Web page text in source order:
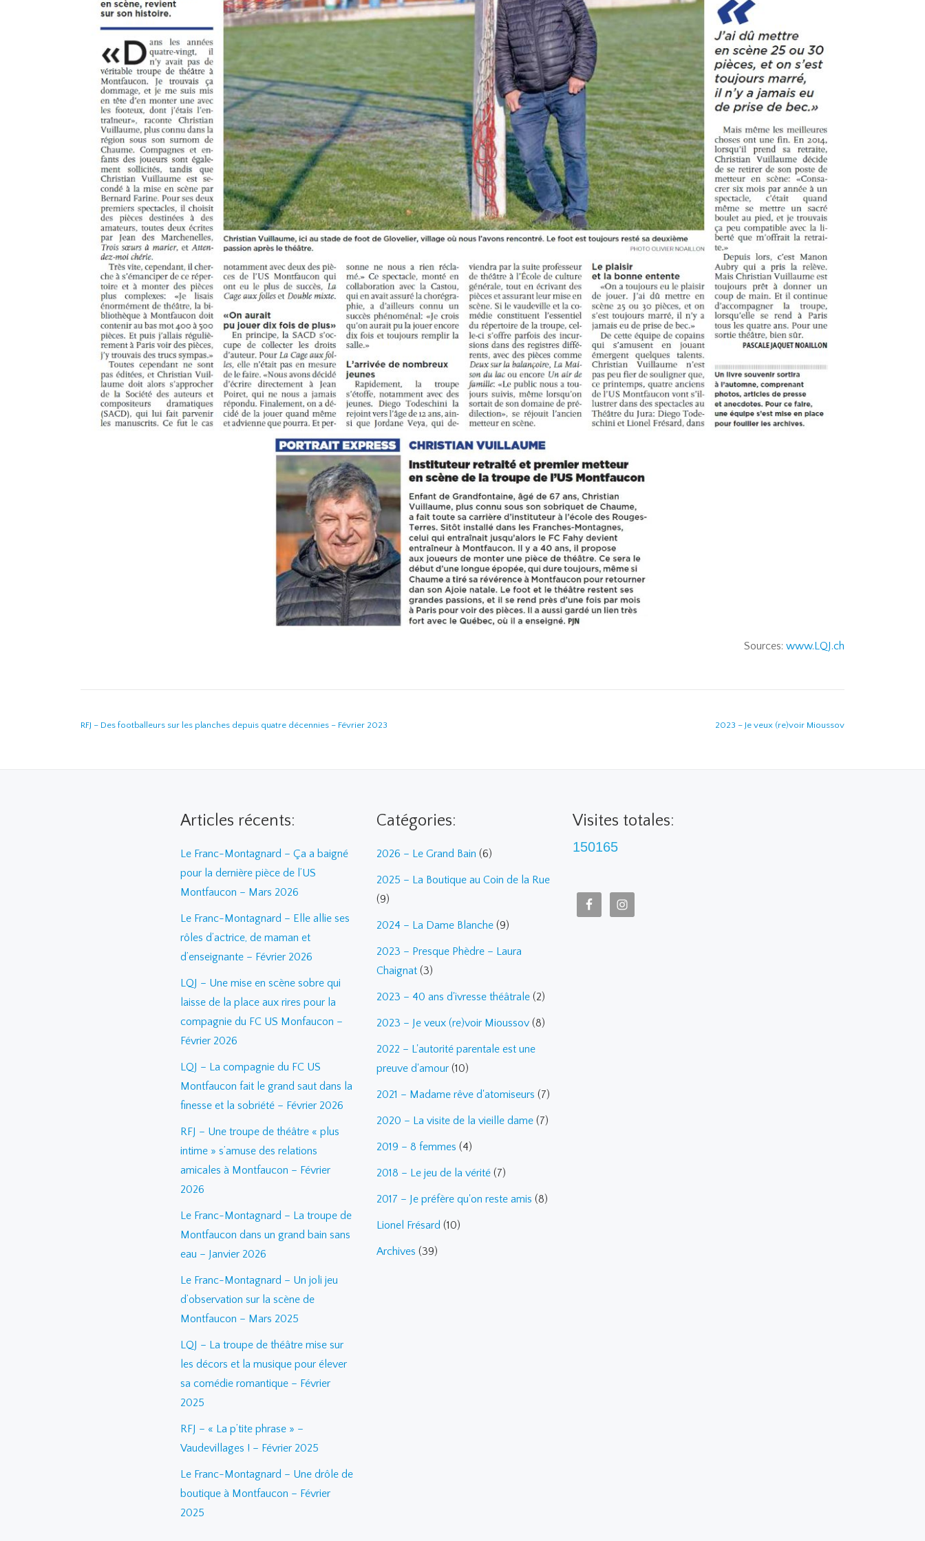
Sources: www.LQJ.ch
RFJ – Des footballeurs sur les planches depuis quatre décennies – Février 2023 2023 – Je veux (re)voir Mioussov
Articles récents:
Le Franc-Montagnard – Ça a baigné
pour la dernière pièce de l’US
Montfaucon – Mars 2026
Le Franc-Montagnard – Elle allie ses
rôles d’actrice, de maman et
d’enseignante – Février 2026
LQJ – Une mise en scène sobre qui
laisse de la place aux rires pour la
compagnie du FC US Monfaucon –
Février 2026
LQJ – La compagnie du FC US
Montfaucon fait le grand saut dans la
finesse et la sobriété – Février 2026
RFJ – Une troupe de théâtre « plus
intime » s’amuse des relations
amicales à Montfaucon – Février
2026
Le Franc-Montagnard – La troupe de
Montfaucon dans un grand bain sans
eau – Janvier 2026
Le Franc-Montagnard – Un joli jeu
d’observation sur la scène de
Montfaucon – Mars 2025
LQJ – La troupe de théâtre mise sur
les décors et la musique pour élever
sa comédie romantique – Février
2025
RFJ – « La p’tite phrase » –
Vaudevillages ! – Février 2025
Le Franc-Montagnard – Une drôle de
boutique à Montfaucon – Février
2025
Catégories:
2026 – Le Grand Bain (6)
2025 – La Boutique au Coin de la Rue
(9)
2024 – La Dame Blanche(9)
2023 – Presque Phèdre – Laura
Chaignat(3)
2023 – 40 ans d'ivresse théâtrale(2)
2023 – Je veux (re)voir Mioussov(8)
2022 – L'autorité parentale est une
preuve d'amour(10)
2021 – Madame rêve d'atomiseurs (7)
2020 – La visite de la vieille dame(7)
2019 – 8 femmes (4)
2018 – Le jeu de la vérité(7)
2017 – Je préfère qu'on reste amis (8)
Lionel Frésard (10)
Archives (39)
Visites totales:
150165